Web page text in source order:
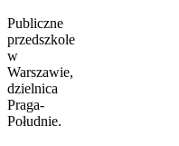
Publiczne
przedszkole
w
Warszawie,
dzielnica
Praga-
Południe.